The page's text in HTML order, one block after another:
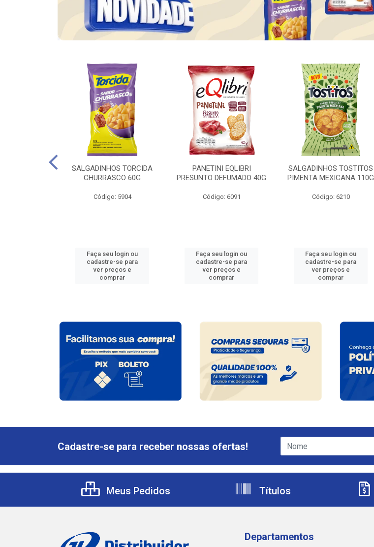
SALGADINHOS TORCIDA
CHURRASCO 60G
Código: 5904
Faça seu login ou
cadastre-se para
ver preços e
comprar
PANETINI EQLIBRI
PRESUNTO DEFUMADO 40G
Código: 6091
Faça seu login ou
cadastre-se para
ver preços e
comprar
SALGADINHOS TOSTITOS
PIMENTA MEXICANA 110G
Código: 6210
Faça seu login ou
cadastre-se para
ver preços e
comprar
Cadastre-se para receber nossas ofertas!
Meus Pedidos Títulos
Departamentos